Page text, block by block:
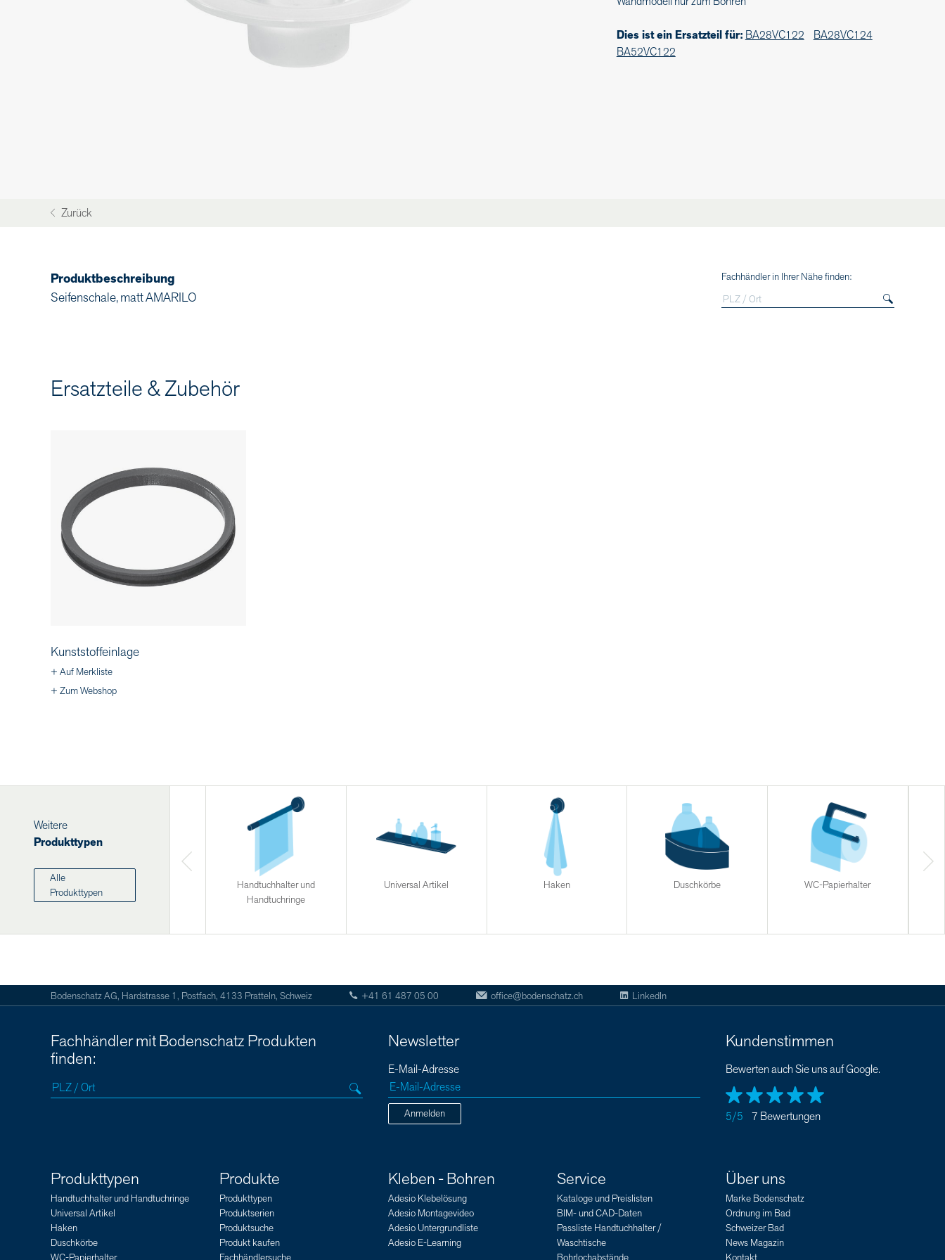
Dies ist ein Ersatzteil für:BA28VC122
BA28VC124
BA52VC122
Zurück
Produktbeschreibung
Seifenschale, matt AMARILO
Fachhändler in Ihrer Nähe finden:
Ersatzteile & Zubehör
Kunststoffeinlage
+ Auf Merkliste
+ Zum Webshop
Weitere
Produkttypen
Alle
Produkttypen
Handtuchhalter und
Handtuchringe
Universal Artikel Haken Duschkörbe WC-Papierhalter
Bodenschatz AG, Hardstrasse 1, Postfach, 4133 Pratteln, Schweiz +41 61 487 05 00 office@bodenschatz.ch LinkedIn
Fachhändler mit Bodenschatz Produkten
finden:
Newsletter
E-Mail-Adresse
Anmelden
Kundenstimmen
Bewerten auch Sie uns auf Google.
5/5 7 Bewertungen
Produkttypen
Handtuchhalter und Handtuchringe
Universal Artikel
Haken
Duschkörbe
Produkte
Produkttypen
Produktserien
Produktsuche
Produkt kaufen
Kleben - Bohren
Adesio Klebelösung
Adesio Montagevideo
Adesio Untergrundliste
Adesio E-Learning
Service
Kataloge und Preislisten
BIM- und CAD-Daten
Passliste Handtuchhalter /
Waschtische
Über uns
Marke Bodenschatz
Ordnung im Bad
Schweizer Bad
News Magazin